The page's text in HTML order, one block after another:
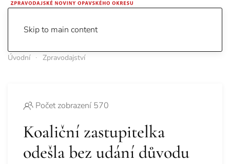
Skip to main content
Úvodní Zpravodajství
Počet zobrazení 570
Koaliční zastupitelka
odešla bez udání důvodu